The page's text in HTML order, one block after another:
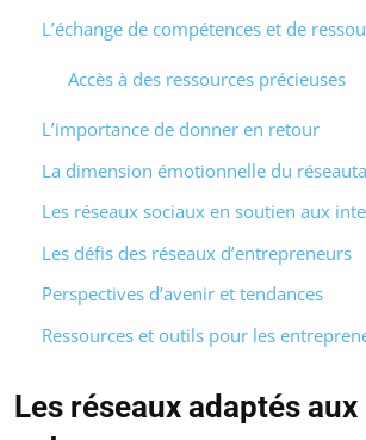
L’échange de compétences et de
Accès à des ressources précieuses
L’importance de donner en retour
La dimension émotionnelle du
Les réseaux sociaux en soutien aux
Les défis des réseaux d’entrepreneurs
Perspectives d’avenir et tendances
Ressources et outils pour les
Les réseaux adaptés aux